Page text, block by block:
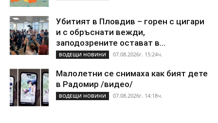
Убитият в Пловдив – горен с цигари
и с обръснати вежди,
заподозрените остават в...
ВОДЕЩИ НОВИНИ 07.08.2026г. 15:24ч.
Малолетни се снимаха как бият дете
в Радомир /видео/
ВОДЕЩИ НОВИНИ 07.08.2026г. 14:18ч.